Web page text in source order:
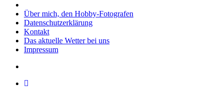
Über mich, den Hobby-Fotografen
Datenschutzerklärung
Kontakt
Das aktuelle Wetter bei uns
Impressum